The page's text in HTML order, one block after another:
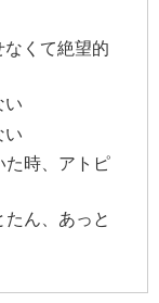
くて絶望的
い
い
た時、アトピ
ん、あっと